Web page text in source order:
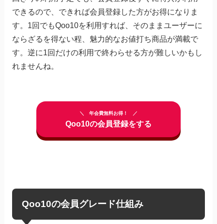
できるので、できれば会員登録した方がお得になりま
す。1回でもQoo10を利用すれば、そのままユーザーに
ならざるを得ない程、魅力的なお値打ち商品が満載で
す。逆に1回だけの利用で終わらせる方が難しいかもし
れませんね。
年会費無料お得！
Qoo10の会員登録をする
Qoo10の会員グレード仕組み